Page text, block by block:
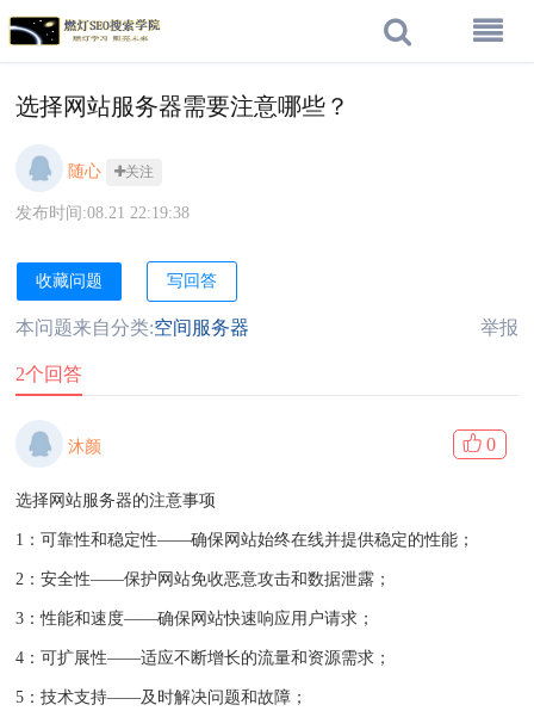
选择网站服务器需要注意哪些？
随心 关注
发布时间:08.21 22:19:38
收藏问题 写回答
本问题来自分类:空间服务器 举报
2个回答
沐颜 0
选择网站服务器的注意事项
1：可靠性和稳定性——确保网站始终在线并提供稳定的性能；
2：安全性——保护网站免收恶意攻击和数据泄露；
3：性能和速度——确保网站快速响应用户请求；
4：可扩展性——适应不断增长的流量和资源需求；
5：技术支持——及时解决问题和故障；